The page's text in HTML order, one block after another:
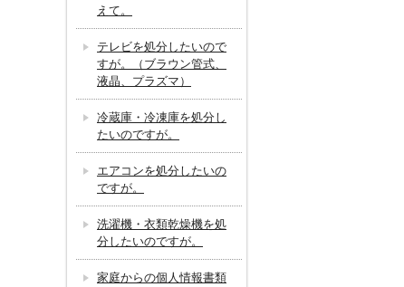
えて。
テレビを処分したいので
すが。（ブラウン管式、
液晶、プラズマ）
冷蔵庫・冷凍庫を処分し
たいのですが。
エアコンを処分したいの
ですが。
洗濯機・衣類乾燥機を処
分したいのですが。
家庭からの個人情報書類